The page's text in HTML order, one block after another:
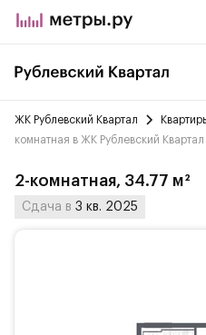
ЖК Рублевский Квартал
комнатная в ЖК Рублевский Квартал
2-комнатная, 34.77 м²
Сдача в 3 кв. 2025